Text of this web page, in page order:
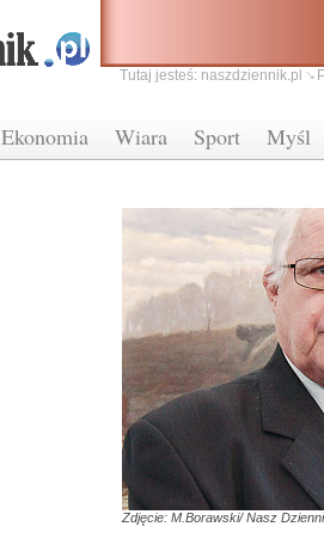
Ekonomia Wiara Sport Myśl
Tutaj jesteś: naszdziennik.pl
Zdjęcie: M.Borawski/ Nasz